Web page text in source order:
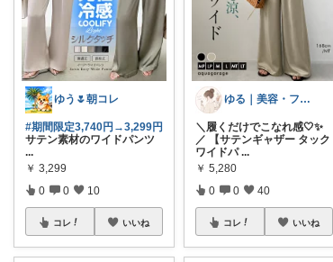
ゆう🌷朝コレ
#期間限定3,740円→3,299円
サテン素材のワイドパンツ
...
￥ 3,299
0 0 10
コレ いいね
ゆる｜美容・ファッション
＼履くだけでこなれ感🤍✨
／ 【サテンギャザー タック
ワイドパ ...
￥ 5,280
0 0 40
コレ いいね